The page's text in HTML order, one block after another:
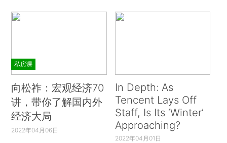
私房课
向松祚：宏观经济70
讲，带你了解国内外
经济大局
2022年04月06日
In Depth: As
Tencent Lays Off
Staff, Is Its ‘Winter’
Approaching?
2022年04月01日